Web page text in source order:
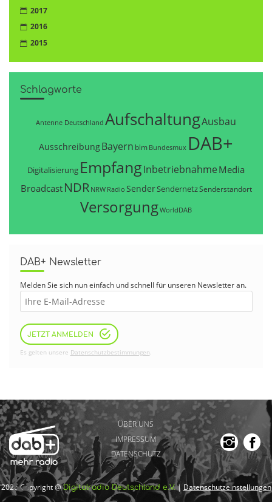
2017
2016
2015
Schlagworte
Antenne Deutschland AufschaltungAusbau
AusschreibungBayern blm Bundesmux DAB+
Digitalisierung EmpfangInbetriebnahme Media
Broadcast NDR NRW Radio SenderSendernetzSenderstandort
VersorgungWorldDAB
DAB+ Newsletter
Melden Sie sich nun einfach und schnell für unseren Newsletter an.
JETZT ANMELDEN
Es gelten unsere Datenschutzbestimmungen.
ÜBER UNS
IMPRESSUM
DATENSCHUTZ
2026 Copyright @Digitalradio Deutschland e.V.| Datenschutzeinstellungen